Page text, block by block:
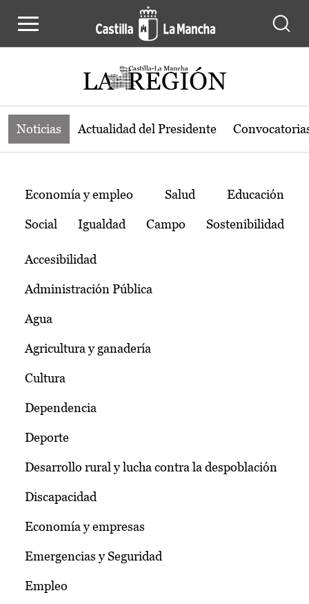
Noticias de la región de Castilla-La
Noticias Actualidad del Presidente
Temas
Economía y empleo Salud Educación
Social Igualdad Campo Sostenibilidad
Accesibilidad
Administración Pública
Agua
Agricultura y ganadería
Cultura
Dependencia
Deporte
Desarrollo rural y lucha contra la despoblación
Discapacidad
Economía y empresas
Emergencias y Seguridad
Empleo